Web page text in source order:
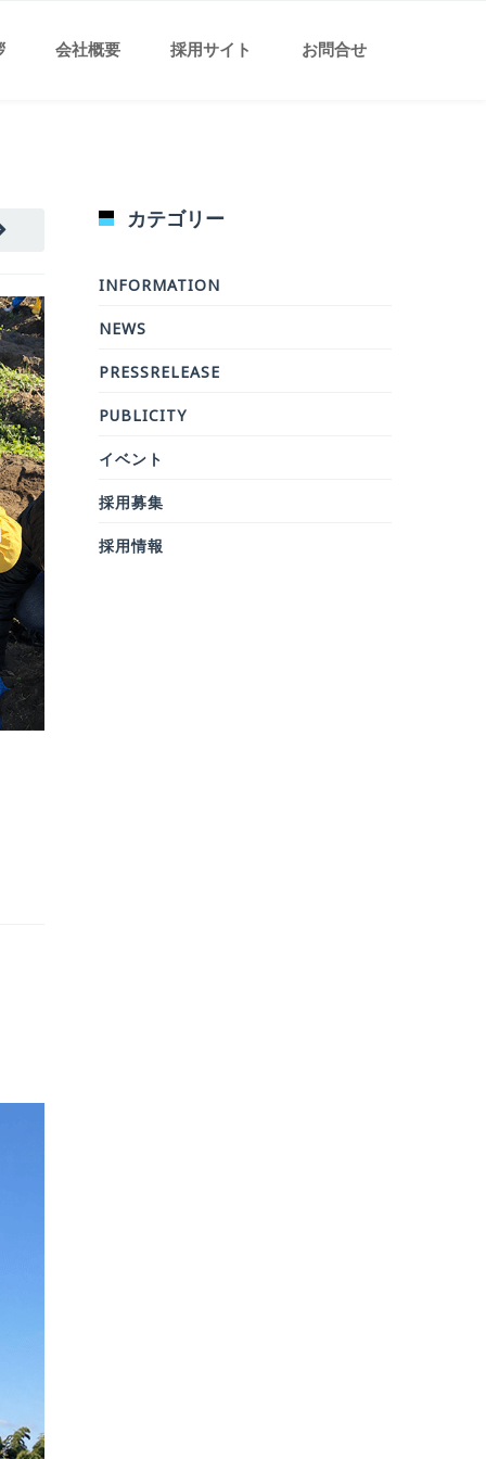
会社概要 採用サイト お問合せ
カテゴリー
INFORMATION
NEWS
PRESSRELEASE
PUBLICITY
イベント
採用募集
採用情報